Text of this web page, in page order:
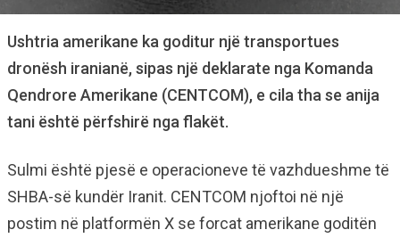
Ushtria amerikane ka goditur një transportues
dronësh iranianë, sipas një deklarate nga Komanda
Qendrore Amerikane (CENTCOM), e cila tha se anija
tani është përfshirë nga flakët.
Sulmi është pjesë e operacioneve të vazhdueshme të
SHBA-së kundër Iranit. CENTCOM njoftoi në një
postim në platformën X se forcat amerikane goditën